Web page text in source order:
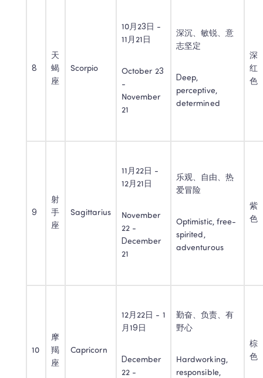
8
天
蝎
座
Scorpio
10月23日 -
11月21日
October 23
-
November
21
深沉、敏锐、意
志坚定
Deep,
perceptive,
determined
深
红
色
9
射
手
座
Sagittarius
11月22日 -
12月21日
November
22 -
December
21
乐观、自由、热
爱冒险
Optimistic, free-
spirited,
adventurous
紫
色
10
摩
羯
座
Capricorn
12月22日 - 1
月19日
December
22 -
勤奋、负责、有
野心
Hardworking,
responsible,
棕
色